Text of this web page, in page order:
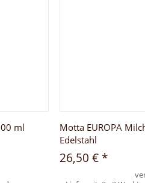
ml
Motta EUROPA
Edelstahl
26,50 € *